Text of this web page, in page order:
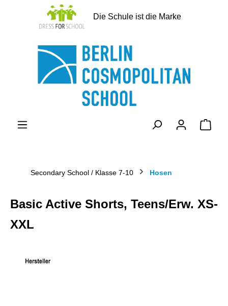
springen
Die Schule ist die Marke
Secondary School / Klasse 7-10 Hosen
Basic Active Shorts, Teens/Erw. XS-
XXL